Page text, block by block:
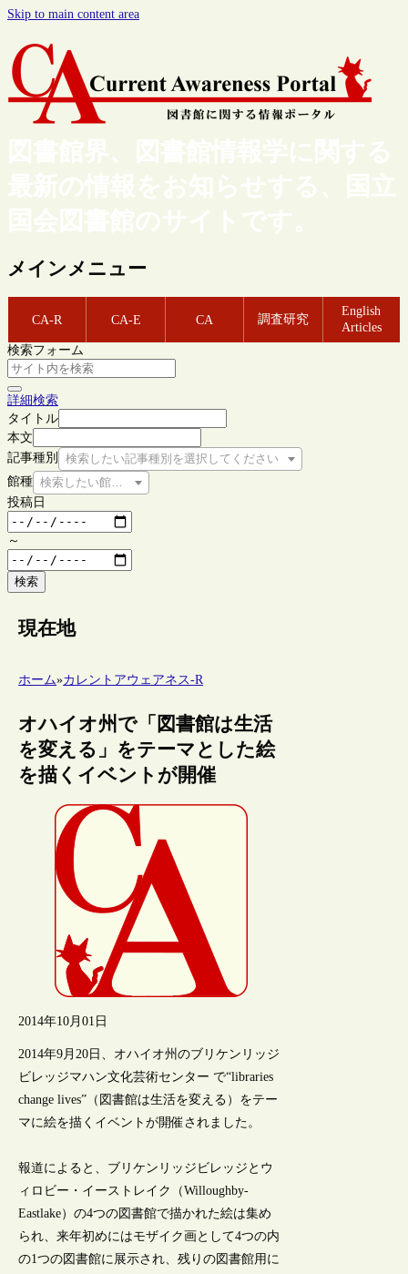
Skip to main content area
図書館界、図書館情報学に関する
最新の情報をお知らせする、国立
国会図書館のサイトです。
メインメニュー
CA-R CA-E CA 調査研究
English
Articles
検索フォーム
詳細検索
タイトル
本文
記事種別
検索したい記事種別を選択してください
館種 検索したい館種を選択してください
投稿日
～
検索
現在地
ホーム»カレントアウェアネス-R
オハイオ州で「図書館は生活
を変える」をテーマとした絵
を描くイベントが開催
2014年10月01日
2014年9月20日、オハイオ州のブリケンリッジ
ビレッジマハン文化芸術センター で“libraries
change lives”（図書館は生活を変える）をテー
マに絵を描くイベントが開催されました。
報道によると、ブリケンリッジビレッジとウ
ィロビー・イーストレイク（Willoughby-
Eastlake）の4つの図書館で描かれた絵は集め
られ、来年初めにはモザイク画として4つの内
の1つの図書館に展示され、残りの図書館用に